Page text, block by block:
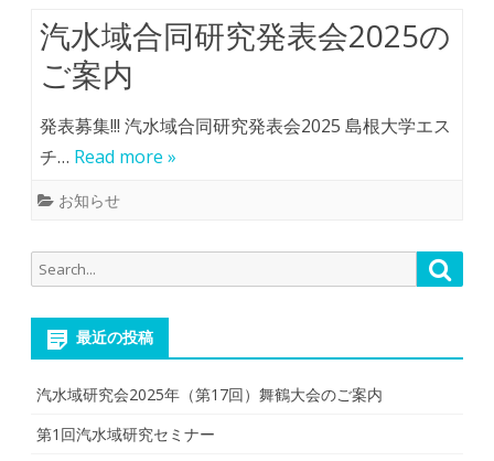
汽水域合同研究発表会2025の
ご案内
発表募集!!! 汽水域合同研究発表会2025 島根大学エス
チ… Read more »
お知らせ
Search
for:
最近の投稿
汽水域研究会2025年（第17回）舞鶴大会のご案内
第1回汽水域研究セミナー